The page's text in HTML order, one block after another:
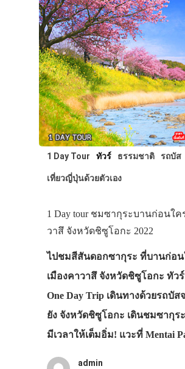
1 Day Tour ทัวร์ ธรรมชาติ รถบัส
เที่ยวญี่ปุ่นด้วยตัวเอง
1 Day tour ชมซากุระบานก่อนใค
วาสึ จังหวัดชิซูโอกะ 2022
ไปชมสีสันดอกซากุระ ที่บานก่อน
เมืองคาวาสึ จังหวัดชิซูโอกะ ทัว
One Day Trip เดินทางด้วยรถบัส
ยัง จังหวัดชิซูโอกะ เดินชมซากุร
มีเวลาให้เต็มอิ่ม! แวะที่ Mentai
admin